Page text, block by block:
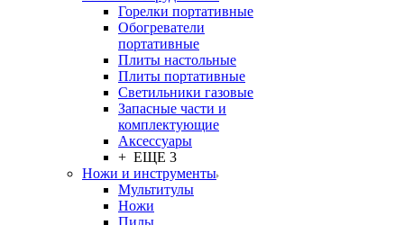
Горелки портативные
Обогреватели
портативные
Плиты настольные
Плиты портативные
Светильники газовые
Запасные части и
комплектующие
Аксессуары
+ ЕЩЕ 3
Ножи и инструменты
Мультитулы
Ножи
Пилы